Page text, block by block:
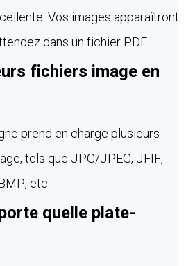
Vos images apparaîtront
dans un fichier PDF.
fichiers image en
prend en charge plusieurs
tels que JPG/JPEG, JFIF,
etc.
quelle plate-